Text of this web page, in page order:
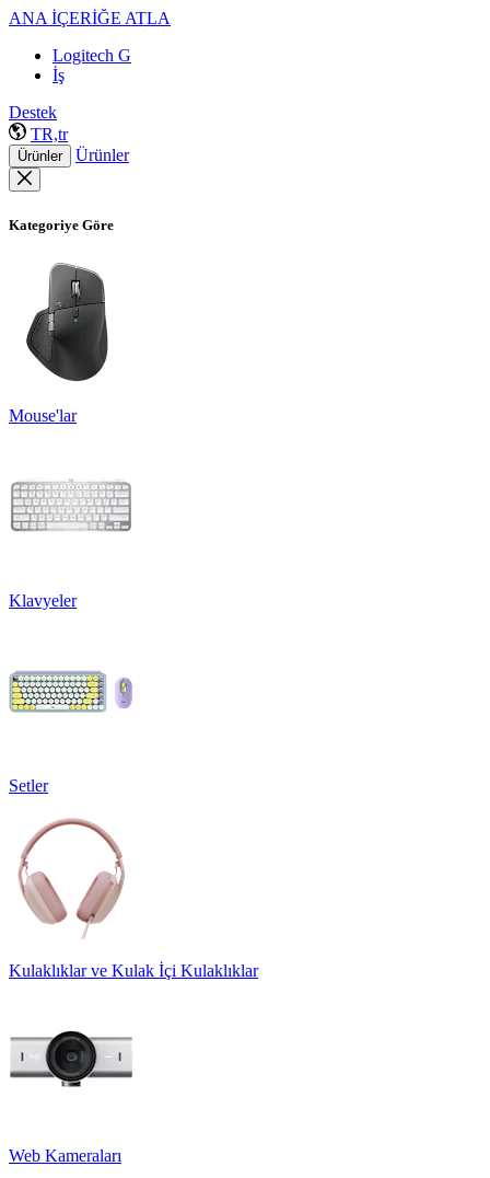
ANA İÇERİĞE ATLA
Logitech G
İş
Destek
TR,tr
Ürünler Ürünler
Kategoriye Göre
Mouse'lar
Klavyeler
Setler
Kulaklıklar ve Kulak İçi Kulaklıklar
Web Kameraları